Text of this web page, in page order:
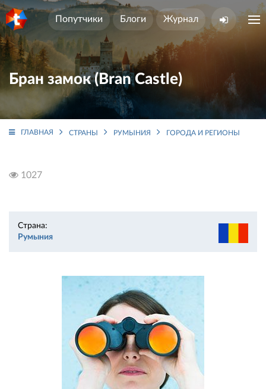
Попутчики Блоги Журнал
Бран замок (Bran Castle)
ГЛАВНАЯ СТРАНЫ РУМЫНИЯ ГОРОДА И РЕГИОНЫ
1027
Страна:
Румыния